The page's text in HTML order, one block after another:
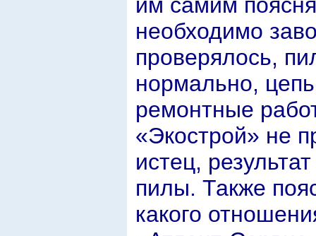
необходимо
проверялось,
нормально,
ремонтные
«Экострой» не
истец,
пилы. Также
какого